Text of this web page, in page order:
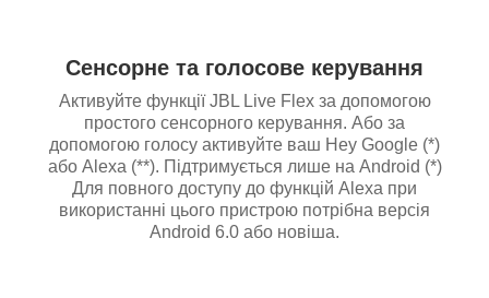
Сенсорне та голосове керування
Активуйте функції JBL Live Flex за допомогою
простого сенсорного керування. Або за
допомогою голосу активуйте ваш Hey Google (*)
або Alexa (**). Підтримується лише на Android (*)
Для повного доступу до функцій Alexa при
використанні цього пристрою потрібна версія
Android 6.0 або новіша.